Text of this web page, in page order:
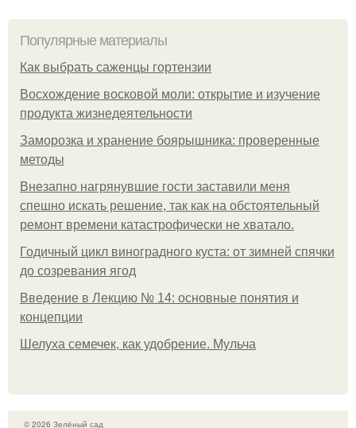
Популярные материалы
Как выбрать саженцы гортензии
Восхождение восковой моли: открытие и изучение
продукта жизнедеятельности
Заморозка и хранение боярышника: проверенные
методы
Внезапно нагрянувшие гости заставили меня
спешно искать решение, так как на обстоятельный
ремонт времени катастрофически не хватало.
Годичный цикл виноградного куста: от зимней спячки
до созревания ягод
Введение в Лекцию № 14: основные понятия и
концепции
Шелуха семечек, как удобрение. Мульча
© 2026 Зелёный сад